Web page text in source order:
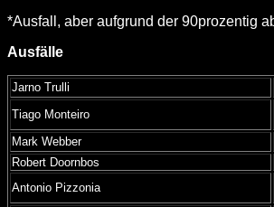
*Ausfall, aber aufgrund der 90prozentig
Ausfälle
Jarno Trulli
Tiago Monteiro
Mark Webber
Robert Doornbos
Antonio Pizzonia